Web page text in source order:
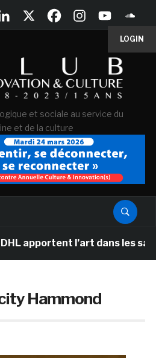
LOGIN
et sociale au service du
et de la culture
apportent l’art dans les salles
Hammond